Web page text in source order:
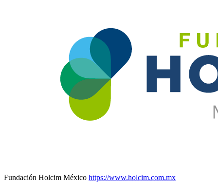
Fundación Holcim México https://www.holcim.com.mx